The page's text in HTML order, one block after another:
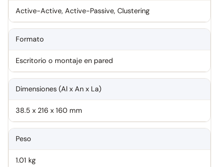
Active-Active, Active-Passive, Clustering
Formato
Escritorio o montaje en pared
Dimensiones (Al x An x La)
38.5 x 216 x 160 mm
Peso
1.01 kg